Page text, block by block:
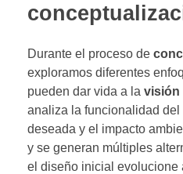
Durante el proceso de
exploramos diferentes
pueden dar vida a la visión
analiza la funcionalidad del
deseada y el impacto
y se generan múltiples
el diseño inicial evolucione